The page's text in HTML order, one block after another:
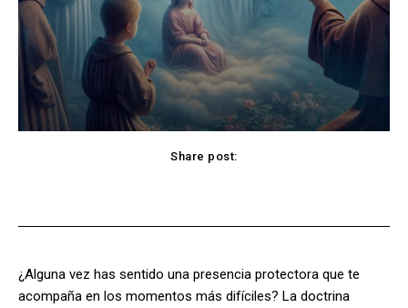
Share post:
¿Alguna vez has sentido una presencia protectora que te
acompaña en los momentos más difíciles? La doctrina